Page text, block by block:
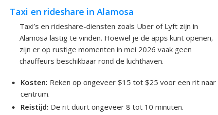
Taxi en rideshare in Alamosa
Taxi’s en rideshare-diensten zoals Uber of Lyft zijn in
Alamosa lastig te vinden. Hoewel je de apps kunt openen,
zijn er op rustige momenten in mei 2026 vaak geen
chauffeurs beschikbaar rond de luchthaven.
Kosten: Reken op ongeveer $15 tot $25 voor een rit
centrum.
Reistijd: De rit duurt ongeveer 8 tot 10 minuten.